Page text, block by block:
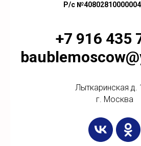
Р/с
+7 916 435
Лыткаринская д.
г. Москва